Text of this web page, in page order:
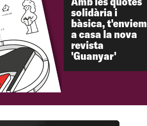
solidària i
bàsica, t'enviem
a casa la nova
revista
'Guanyar'